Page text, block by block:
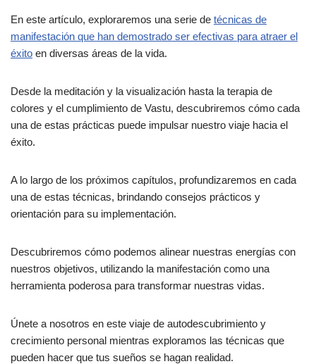
En este artículo, exploraremos una serie de técnicas de
manifestación que han demostrado ser efectivas para atraer el
éxito en diversas áreas de la vida.
Desde la meditación y la visualización hasta la terapia de
colores y el cumplimiento de Vastu, descubriremos cómo cada
una de estas prácticas puede impulsar nuestro viaje hacia el
éxito.
A lo largo de los próximos capítulos, profundizaremos en cada
una de estas técnicas, brindando consejos prácticos y
orientación para su implementación.
Descubriremos cómo podemos alinear nuestras energías con
nuestros objetivos, utilizando la manifestación como una
herramienta poderosa para transformar nuestras vidas.
Únete a nosotros en este viaje de autodescubrimiento y
crecimiento personal mientras exploramos las técnicas que
pueden hacer que tus sueños se hagan realidad.